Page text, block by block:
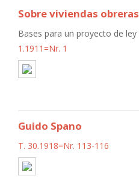
Sobre viviendas obreras
Bases para un proyecto de ley
1.1911=Nr. 1
Guido Spano
T. 30.1918=Nr. 113-116